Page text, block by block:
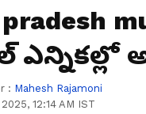
: Mahesh Rajamoni
12:14 AM IST